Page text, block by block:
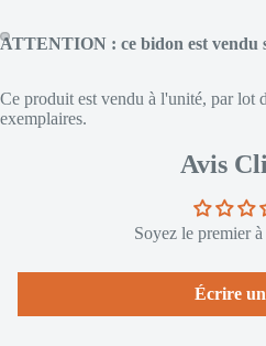
ATTENTION : ce bidon est vendu
Ce produit est vendu à l'unité, par lot
exemplaires.
Avis
Soyez le premier
Écrire